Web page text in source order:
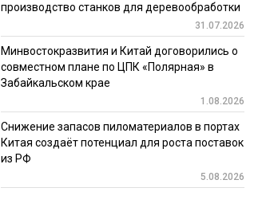
производство станков для деревообработки
31.07.2026
Минвостокразвития и Китай договорились о
совместном плане по ЦПК «Полярная» в
Забайкальском крае
1.08.2026
Снижение запасов пиломатериалов в портах
Китая создаёт потенциал для роста поставок
из РФ
5.08.2026